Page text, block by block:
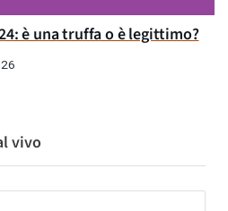
è una truffa o è legittimo?
vivo